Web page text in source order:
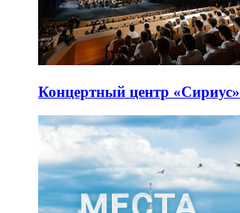
Концертный центр «Сириус»